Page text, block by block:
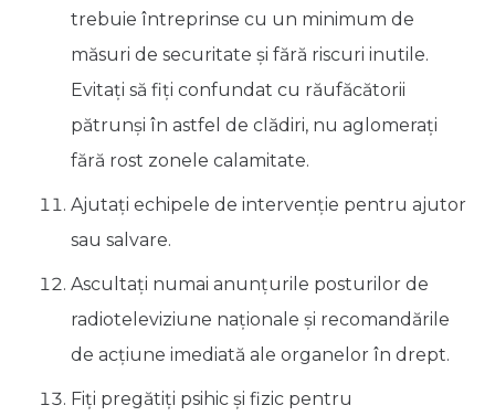
trebuie întreprinse cu un minimum de
măsuri de securitate şi fără riscuri inutile.
Evitaţi să fiţi confundat cu răufăcătorii
pătrunşi în astfel de clădiri, nu aglomeraţi
fără rost zonele calamitate.
Ajutaţi echipele de intervenţie pentru ajutor
sau salvare.
Ascultaţi numai anunţurile posturilor de
radioteleviziune naţionale şi recomandările
de acţiune imediată ale organelor în drept.
Fiţi pregătiţi psihic şi fizic pentru